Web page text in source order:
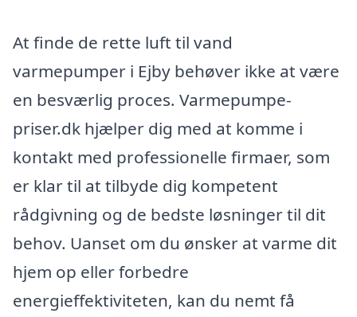
At finde de rette luft til vand
varmepumper i Ejby behøver ikke at være
en besværlig proces. Varmepumpe-
priser.dk hjælper dig med at komme i
kontakt med professionelle firmaer, som
er klar til at tilbyde dig kompetent
rådgivning og de bedste løsninger til dit
behov. Uanset om du ønsker at varme dit
hjem op eller forbedre
energieffektiviteten, kan du nemt få